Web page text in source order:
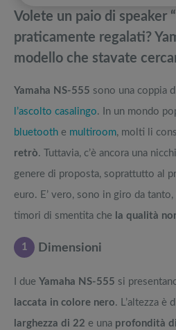
Migliori soundbar del 2019: Quale
Offerte robot aspirapolvere da non
Volete un paio di speaker
praticamente regalati?
modello che stavate
Yamaha NS-555 sono una coppia
l’ascolto casalingo. In un mondo
bluetooth e multiroom, molti li
retrò. Tuttavia, c’è ancora una
genere di proposta, soprattutto al
euro. E’ vero, sono in giro da
timori di smentita che la qualità
1 Dimensioni
I due Yamaha NS-555 si
laccata in colore nero. L’altezza è
larghezza di 22 e una profondità